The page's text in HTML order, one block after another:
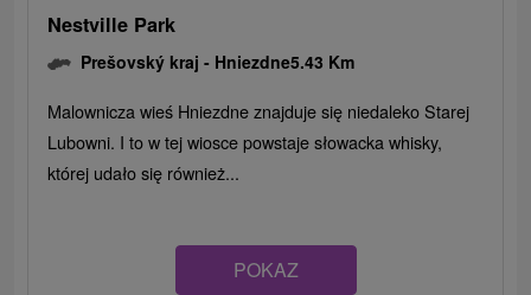
Nestville Park
Prešovský kraj - Hniezdne5.43 Km
Malownicza wieś Hniezdne znajduje się niedaleko Starej
Lubowni. I to w tej wiosce powstaje słowacka whisky,
której udało się również...
POKAZ